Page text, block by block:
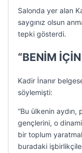
Salonda yer alan
saygınız olsun
tepki gösterdi.
“BENİM
Kadir İnanır
söylemişti:
“Bu ülkenin aydın,
gençlerini, o
bir toplum
buradaki